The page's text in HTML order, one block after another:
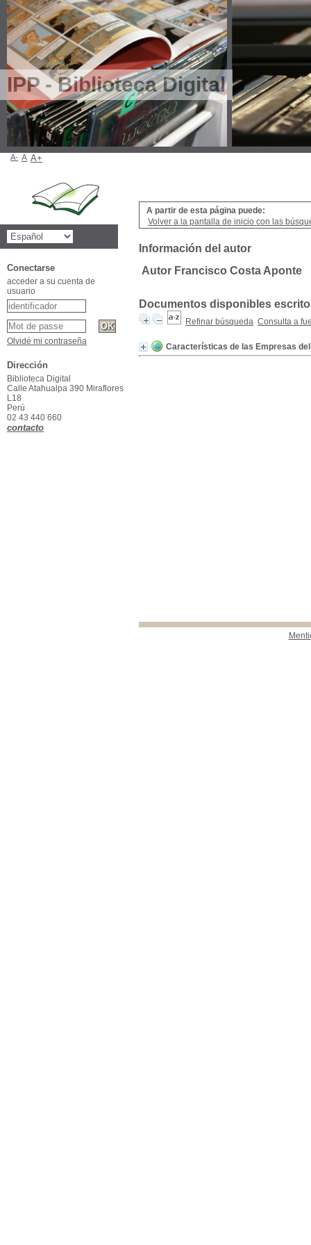
IPP - Biblioteca Digital
A partir de esta página puede:
Volver a la pantalla de inicio con las
Información del autor
Autor Francisco Costa Aponte
Documentos disponibles
Refinar búsqueda Consulta a
Características de las Empresas
A- A A+
Conectarse
acceder a su cuenta de
usuario
Olvidé mi contraseña
Dirección
Biblioteca Digital
Calle Atahualpa 390 Miraflores
L18
Perú
02 43 440 660
contacto